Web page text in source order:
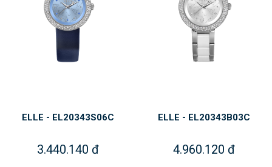
ELLE - EL20343S06C
3.440.140 đ
ELLE - EL20343B03C
4.960.120 đ